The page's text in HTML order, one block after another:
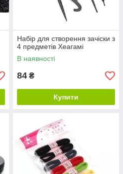
Набір для створення зачіски з
4 предметів Хеагамі
В наявності
84 ₴
Купити